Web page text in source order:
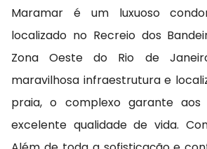
Maramar é um luxuoso
localizado no Recreio dos
Zona Oeste do Rio de
maravilhosa infraestrutura e
praia, o complexo garante aos
excelente qualidade de vida.